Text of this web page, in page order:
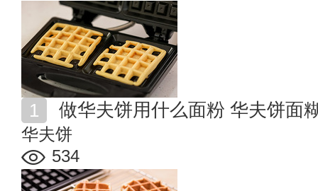
做华夫饼用什么面粉 华夫饼面
华夫饼
534